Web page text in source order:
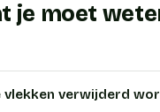
je moet
vlekken verwijderd